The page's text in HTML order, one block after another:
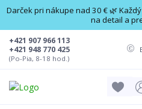
Darček pri nákupe nad 30 € 🌿
na detail a
+421 948 770 425
+421 907 966 113
(Po-Pia, 8-18 hod.)